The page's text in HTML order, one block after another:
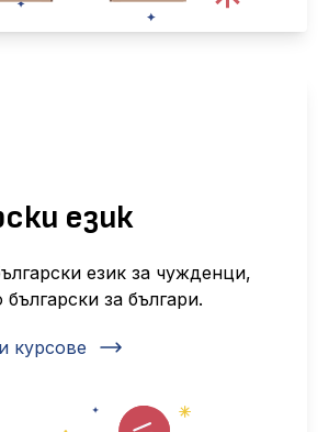
език
език за чужденци,
за българи.
курсове